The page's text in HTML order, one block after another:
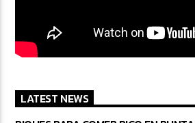
LATEST NEWS